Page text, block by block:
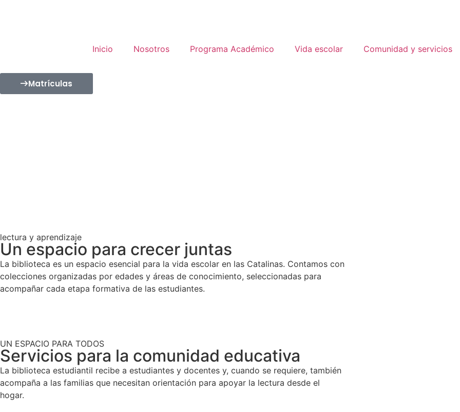
Inicio Nosotros Programa Académico Vida escolar Comunidad y servicios
Matrículas
lectura y aprendizaje
Un espacio para crecer juntas
La biblioteca es un espacio esencial para la vida escolar en las Catalinas. Contamos con
colecciones organizadas por edades y áreas de conocimiento, seleccionadas para
acompañar cada etapa formativa de las estudiantes.
UN ESPACIO PARA TODOS
Servicios para la comunidad educativa
La biblioteca estudiantil recibe a estudiantes y docentes y, cuando se requiere, también
acompaña a las familias que necesitan orientación para apoyar la lectura desde el
hogar.